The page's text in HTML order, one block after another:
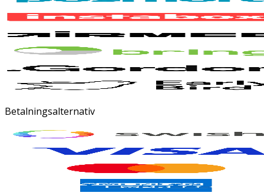
Betalningsalternativ